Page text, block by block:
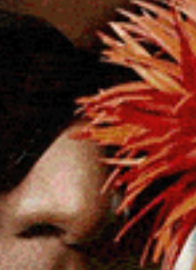
Telegram
EmailThreads